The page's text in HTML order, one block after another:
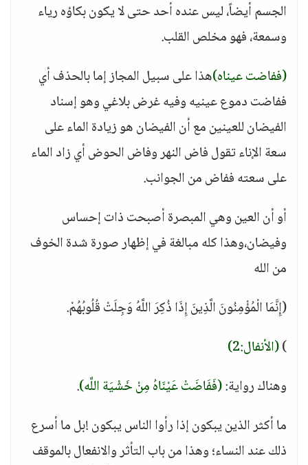
الجسم أيضاً، ليس عنده أحد حتى لا يكون بكاؤه رياء
وسمعة، فهو مخلص القلب.
(ففاضت عيناه)هذا على سبيل المجاز إما بالحذف أي
ففاضت دموع عينيه وفيه غرض بلاغي وهو إسناد
الفيضان للعينين مع أن الفيضان هو زيادة الماء على
سعة الإناء تقول فاض النهر وفاض الحوض أي زاد الماء
على سعته ففاض من الجوانب.
أو أن العين وهي المبصرة أصبحت ذات إحساس
وفيضان،وهذا كله مبالغة في إظهار صورة شدة الخوف
من الله
(إِنَّمَا الْمُؤْمِنُونَ الَّذِينَ إِذَا ذُكِرَ اللَّهُ وَجِلَتْ قُلُوبُهُمْ.
)(الأنفال:2)
وهناك رواية:(فَفَاضَتْ عَيْنَاهُ مِنْ خَشْيَة اللَّه).
ما أكثر الذين يبكون إذا رأوا الناس يبكون !بل ما أسرع
ذلك عند النساء؛ وهذا من باب التأثر والانفعال بالموقف